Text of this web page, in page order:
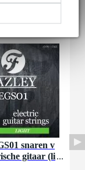
snaren v
gitaar (li